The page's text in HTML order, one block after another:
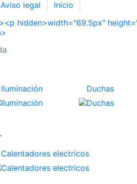
Aviso legal Inicio
Iluminación
Duchas
Calentadores electricos